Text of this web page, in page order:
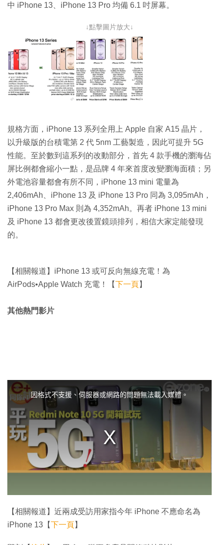
中 iPhone 13、iPhone 13 Pro 均備 6.1 吋屏幕。
↓點擊圖片放大↓
規格方面，iPhone 13 系列全用上 Apple 自家 A15 晶片，
以升級版的台積電第 2 代 5nm 工藝製造，因此可提升 5G
性能。至於數到這系列的改動部分，首先 4 款手機的瀏海佔
屏比例都會縮小一點，是品牌 4 年來首度改變瀏海面積；另
外電池容量都會有所不同，iPhone 13 mini 電量為
2,406mAh、iPhone 13 及 iPhone 13 Pro 同為 3,095mAh，
iPhone 13 Pro Max 則為 4,352mAh。再者 iPhone 13 mini
及 iPhone 13 都會更改後置鏡頭排列，相信大家定能發現
的。
【相關報道】iPhone 13 或可反向無線充電！為
AirPods•Apple Watch 充電！【下一頁】
其他熱門影片
m
d
a
w
.
因格式不支援、伺服器或網路的問題無法載入媒體。
【相關報道】近兩成受訪用家指今年 iPhone 不應命名為
iPhone 13【下一頁】